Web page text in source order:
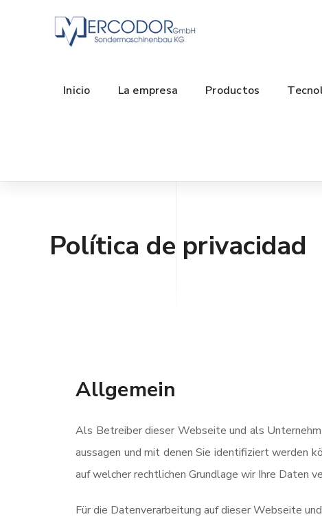
Inicio La empresa Productos
Política de privacidad
Allgemein
Als Betreiber dieser Webseite und als
aussagen und mit denen Sie identifiziert werden
auf welcher rechtlichen Grundlage wir Ihre Daten
Für die Datenverarbeitung auf dieser Webseite